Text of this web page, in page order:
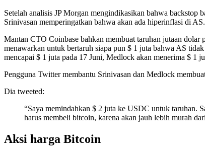
Setelah analisis JP Morgan mengindikasikan bahwa
Srinivasan memperingatkan bahwa akan ada hiperinflasi di
Mantan CTO Coinbase bahkan membuat taruhan jutaan
menawarkan untuk bertaruh siapa pun $ 1 juta bahwa AS
mencapai $ 1 juta pada 17 Juni, Medlock akan menerima $ 1
Pengguna Twitter membantu Srinivasan dan Medlock
Dia tweeted:
“Saya memindahkan $ 2 juta ke USDC untuk taruhan.
harus membeli bitcoin, karena akan jauh lebih murah
Aksi harga Bitcoin